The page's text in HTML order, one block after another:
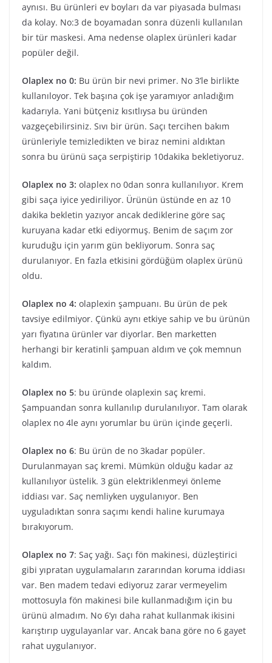
aynısı. Bu ürünleri ev boyları da var piyasada bulması
da kolay. No:3 de boyamadan sonra düzenli kullanılan
bir tür maskesi. Ama nedense olaplex ürünleri kadar
popüler değil.
Olaplex no 0: Bu ürün bir nevi primer. No 3’le birlikte
kullanıloyor. Tek başına çok işe yaramıyor anladığım
kadarıyla. Yani bütçeniz kısıtlıysa bu üründen
vazgeçebilirsiniz. Sıvı bir ürün. Saçı tercihen bakım
ürünleriyle temizledikten ve biraz nemini aldıktan
sonra bu ürünü saça serpiştirip 10dakika bekletiyoruz.
Olaplex no 3: olaplex no 0dan sonra kullanılıyor. Krem
gibi saça iyice yediriliyor. Ürünün üstünde en az 10
dakika bekletin yazıyor ancak dediklerine göre saç
kuruyana kadar etki ediyormuş. Benim de saçım zor
kuruduğu için yarım gün bekliyorum. Sonra saç
durulanıyor. En fazla etkisini gördüğüm olaplex ürünü
oldu.
Olaplex no 4: olaplexin şampuanı. Bu ürün de pek
tavsiye edilmiyor. Çünkü aynı etkiye sahip ve bu ürünün
yarı fiyatına ürünler var diyorlar. Ben marketten
herhangi bir keratinli şampuan aldım ve çok memnun
kaldım.
Olaplex no 5: bu üründe olaplexin saç kremi.
Şampuandan sonra kullanılıp durulanılıyor. Tam olarak
olaplex no 4le aynı yorumlar bu ürün içinde geçerli.
Olaplex no 6: Bu ürün de no 3kadar popüler.
Durulanmayan saç kremi. Mümkün olduğu kadar az
kullanılıyor üstelik. 3 gün elektriklenmeyi önleme
iddiası var. Saç nemliyken uygulanıyor. Ben
uyguladıktan sonra saçımı kendi haline kurumaya
bırakıyorum.
Olaplex no 7: Saç yağı. Saçı fön makinesi, düzleştirici
gibi yıpratan uygulamaların zararından koruma iddiası
var. Ben madem tedavi ediyoruz zarar vermeyelim
mottosuyla fön makinesi bile kullanmadığım için bu
ürünü almadım. No 6’yı daha rahat kullanmak ikisini
karıştırıp uygulayanlar var. Ancak bana göre no 6 gayet
rahat uygulanıyor.